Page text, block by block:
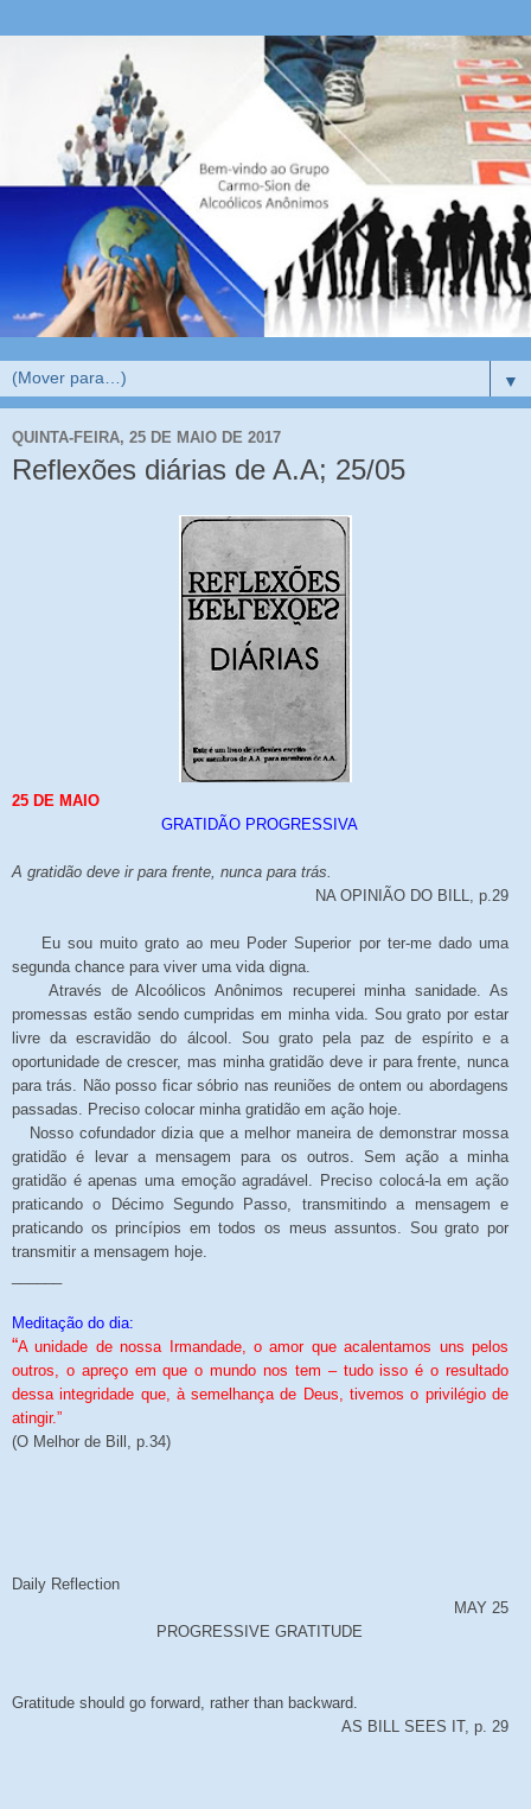
▼
QUINTA-FEIRA, 25 DE MAIO DE 2017
Reflexões diárias de A.A; 25/05
25 DE MAIO
GRATIDÃO PROGRESSIVA
A gratidão deve ir para frente, nunca para trás.
NA OPINIÃO DO BILL, p.29
Eu sou muito grato ao meu Poder Superior por ter-me dado uma
segunda chance para viver uma vida digna.
Através de Alcoólicos Anônimos recuperei minha sanidade. As
promessas estão sendo cumpridas em minha vida. Sou grato por estar
livre da escravidão do álcool. Sou grato pela paz de espírito e a
oportunidade de crescer, mas minha gratidão deve ir para frente, nunca
para trás. Não posso ficar sóbrio nas reuniões de ontem ou abordagens
passadas. Preciso colocar minha gratidão em ação hoje.
Nosso cofundador dizia que a melhor maneira de demonstrar mossa
gratidão é levar a mensagem para os outros. Sem ação a minha
gratidão é apenas uma emoção agradável. Preciso colocá-la em ação
praticando o Décimo Segundo Passo, transmitindo a mensagem e
praticando os princípios em todos os meus assuntos. Sou grato por
transmitir a mensagem hoje.
Meditação do dia:
“A unidade de nossa Irmandade, o amor que acalentamos uns pelos
outros, o apreço em que o mundo nos tem – tudo isso é o resultado
dessa integridade que, à semelhança de Deus, tivemos o privilégio de
atingir.”
(O Melhor de Bill, p.34)
Daily Reflection
MAY 25
PROGRESSIVE GRATITUDE
Gratitude should go forward, rather than backward.
AS BILL SEES IT, p. 29